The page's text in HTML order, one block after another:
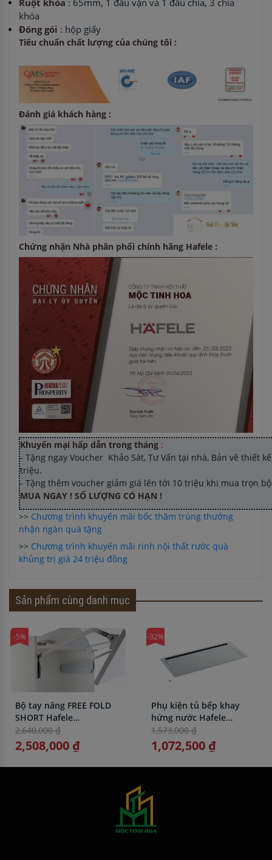
khóa
Đóng gói : hộp giấy
Tiêu chuẩn chất lượng của chúng tôi :
Đánh giá khách hàng :
Chứng nhận Nhà phân phối chính hãng Hafele :
Khuyến mại hấp dẫn trong tháng :
- Tặng ngay Voucher Khảo Sát, Tư Vấn tại nhà, Bản vẽ thiết
triệu.
- Tặng thêm voucher giảm giá lên tới 10 triệu khi mua trọn
MUA NGAY ! SỐ LƯỢNG CÓ HẠN !
>> Chương trình khuyến mãi bốc thăm trúng thưởng
nhận ngàn quà tặng
>> Chương trình khuyến mãi rinh nội thất rước quà
khủng trị giá 24 triệu đồng
Sản phẩm cùng danh mục
-5%
Bộ tay nâng FREE FOLD
SHORT Hafele
493.05.894, trắng
2,640,000 ₫
2,508,000 ₫
-32%
Phụ kiện tủ bếp khay
hứng nước Hafele
544.01.389 đen
864X263mm
1,573,000 ₫
1,072,500 ₫